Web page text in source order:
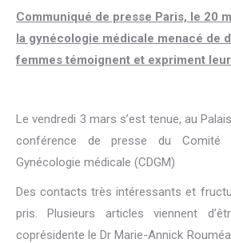
Communiqué de presse Paris, le 20
la gynécologie médicale menacé de
femmes témoignent et expriment
Le vendredi 3 mars s’est tenue, au
conférence de presse du
Gynécologie médicale (CDGM)
Des contacts très intéressants et
pris. Plusieurs articles viennent
coprésidente le Dr Marie-Annick